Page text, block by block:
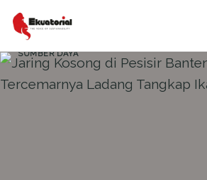
AGRARIA
KEBERLANJUTAN
SUMBER DAYA